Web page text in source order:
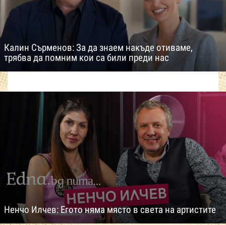
Калин Сърменов: За да знаем накъде отиваме,
трябва да помним кои са били преди нас
Ненчо Илчев: Егото няма място в света на артистите